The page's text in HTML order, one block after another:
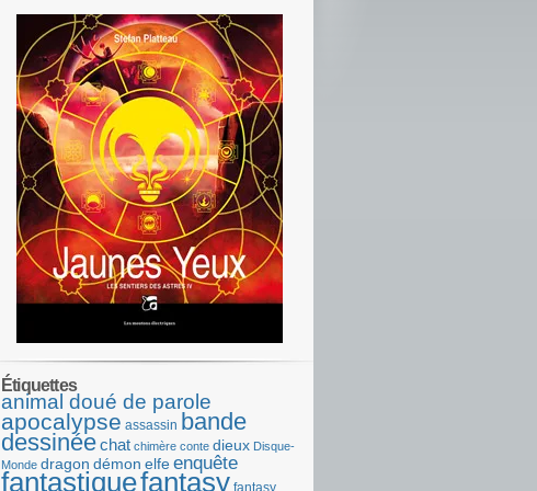
Étiquettes
animal doué de parole
apocalypse assassin bande
dessinéechat chimère conte dieux Disque-
Monde dragon démon elfeenquête
fantastiquefantasy fantasy